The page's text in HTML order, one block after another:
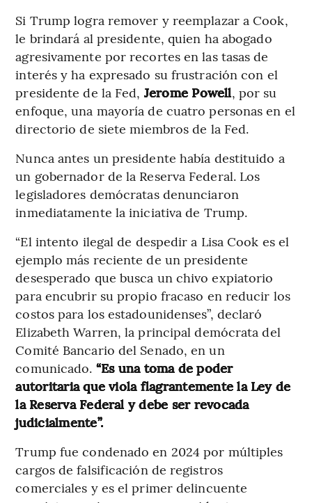
Si Trump logra remover y reemplazar a Cook,
le brindará al presidente, quien ha abogado
agresivamente por recortes en las tasas de
interés y ha expresado su frustración con el
presidente de la Fed, Jerome Powell, por su
enfoque, una mayoría de cuatro personas en el
directorio de siete miembros de la Fed.
Nunca antes un presidente había destituido a
un gobernador de la Reserva Federal. Los
legisladores demócratas denunciaron
inmediatamente la iniciativa de Trump.
“El intento ilegal de despedir a Lisa Cook es el
ejemplo más reciente de un presidente
desesperado que busca un chivo expiatorio
para encubrir su propio fracaso en reducir los
costos para los estadounidenses”, declaró
Elizabeth Warren, la principal demócrata del
Comité Bancario del Senado, en un
comunicado. “Es una toma de poder
autoritaria que viola flagrantemente la Ley de
la Reserva Federal y debe ser revocada
judicialmente”.
Trump fue condenado en 2024 por múltiples
cargos de falsificación de registros
comerciales y es el primer delincuente